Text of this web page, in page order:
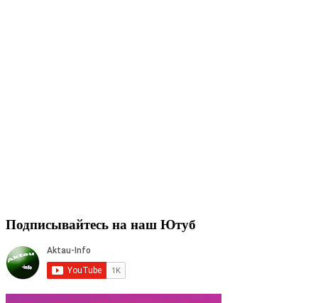
Подписывайтесь на наш Ютуб